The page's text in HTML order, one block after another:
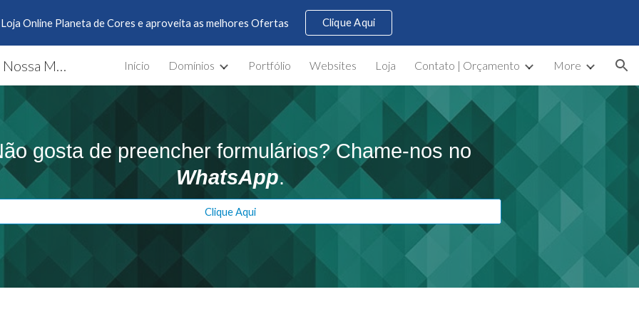
to main content Skip to navigation
Online Planeta de Cores e aproveita as melhores Ofertas Clique Aqui
CS Design ® - Criatividade é a Nossa Marca Início Domínios Portfólio Websites Loja Contato | Orçamento More
gosta de preencher formulários? Chame-nos no
WhatsApp.
Clique Aqui